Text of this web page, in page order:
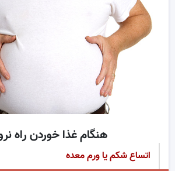
هنگام غذا خوردن راه
اتساع شکم یا ورم معده